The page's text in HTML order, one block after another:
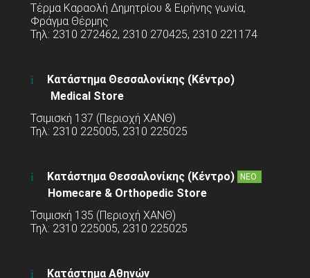
Τέρμα Καραολή Δημητρίου & Ειρήνης γωνία,
Φράγμα Θέρμης
Τηλ: 2310 272462, 2310 270425, 2310 221174
Κατάστημα Θεσσαλονίκης (Κέντρο)
Medical Store
Τσιμισκή 137 (Περιοχή ΧΑΝΘ)
Τηλ: 2310 225005, 2310 225025
Κατάστημα Θεσσαλονίκης (Κέντρο) ΝΕΟ
Homecare & Orthopedic Store
Τσιμισκή 135 (Περιοχή ΧΑΝΘ)
Τηλ: 2310 225005, 2310 225025
Κατάστημα Αθηνών